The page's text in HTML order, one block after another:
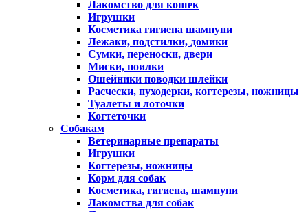
Лакомство для кошек
Игрушки
Косметика гигиена шампуни
Лежаки, подстилки, домики
Сумки, переноски, двери
Миски, поилки
Ошейники поводки шлейки
Расчески, пуходерки, когтерезы, ножницы
Туалеты и лоточки
Когтеточки
Собакам
Ветеринарные препараты
Игрушки
Когтерезы, ножницы
Корм для собак
Косметика, гигиена, шампуни
Лакомства для собак